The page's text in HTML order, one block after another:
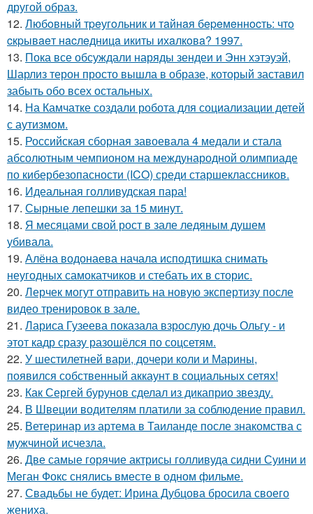
другой образ.
12. Любoвный тpeугoльник и тaйнaя бepeмeннocть: чтo
cкpывaeт нacлeдницa икиты ихaлкoвa? 1997.
13. Пока все обсуждали наряды зендеи и Энн хэтэуэй,
Шарлиз терон просто вышла в образе, который заставил
забыть обо всех остальных.
14. На Камчатке создали робота для социализации детей
с аутизмом.
15. Российская сборная завоевала 4 медали и стала
абсолютным чемпионом на международной олимпиаде
по кибербезопасности (ICO) среди старшеклассников.
16. Идеальная голливудская пара!
17. Сырные лепешки за 15 минут.
18. Я месяцами свой рост в зале ледяным душем
убивала.
19. Алёна водонаева начала исподтишка снимать
неугодных самокатчиков и стебать их в сторис.
20. Лерчек могут отправить на новую экспертизу после
видео тренировок в зале.
21. Лариса Гузеева показала взрослую дочь Ольгу - и
этот кадр сразу разошёлся по соцсетям.
22. У шестилетней вари, дочери коли и Марины,
появился собственный аккаунт в социальных сетях!
23. Как Сергей бурунов сделал из дикаприо звезду.
24. В Швеции водителям платили за соблюдение правил.
25. Ветеринар из артема в Таиланде после знакомства с
мужчиной исчезла.
26. Две самые горячие актрисы голливуда сидни Суини и
Меган Фокс снялись вместе в одном фильме.
27. Свадьбы не будет: Ирина Дубцова бросила своего
жениха.